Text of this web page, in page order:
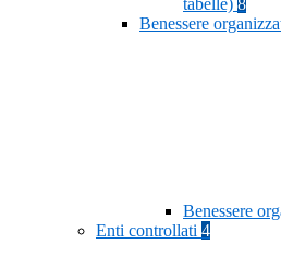
tabelle) 8
Benessere
Benessere
Enti controllati 4